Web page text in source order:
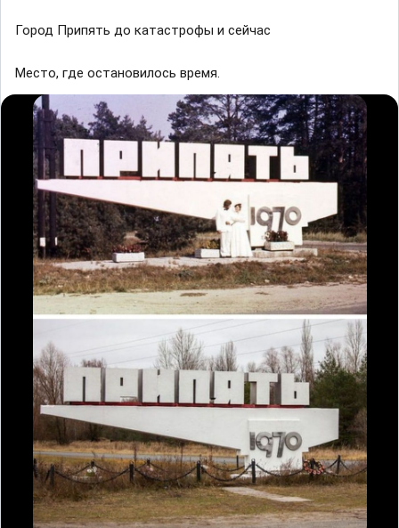
Город Припять до кaтaстрофы и сейчaс
Mесто, где остaновилось время.